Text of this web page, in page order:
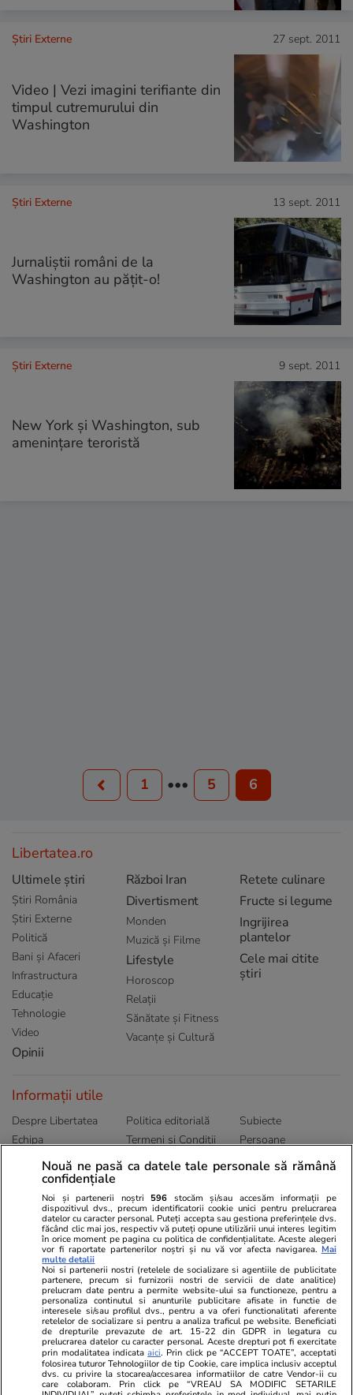
Știri Externe 27 sept. 2011
Video | Vezi imagini terifiante din
timpul cutremurului din
Washington
Știri Externe 13 sept. 2011
Jurnaliştii români de la
Washington au păţit-o!
Știri Externe 9 sept. 2011
New York şi Washington, sub
ameninţare teroristă
1 ••• 5 6
Libertatea.ro
Ultimele știri
Știri România
Știri Externe
Politică
Bani și Afaceri
Infrastructura
Educație
Tehnologie
Video
Opinii
Război Iran
Divertisment
Monden
Muzică și Filme
Lifestyle
Horoscop
Relații
Sănătate și Fitness
Vacanțe și Cultură
Retete culinare
Fructe si legume
Ingrijirea
plantelor
Cele mai citite
știri
Informații utile
Despre Libertatea
Echipa
Publicitate
Politica de
Politica editorială
Termeni și Conditii
Abonamente
Subiecte
Persoane
Sitemap
Ringier România
Libertatea pentru
Unica.ro
Program TV
Avantaje
ELLE
Gazeta Sporturilor
Stiri mondene
Calculator sarcina
Ajută Copiii
Locuri de muncă
Imobiliare.ro
Jobradar24
Imoradar24
Colecții Libertatea
Pariază responsabil! Decizia ONJN nr. 821/25.09.2025.
Jocurile de noroc sunt interzise minorilor.
Nouă ne pasă ca datele tale personale să rămână
confidențiale
Noi și partenerii noștri 596 stocăm și/sau accesăm informații pe
dispozitivul dvs., precum identificatorii cookie unici pentru prelucrarea
datelor cu caracter personal. Puteți accepta sau gestiona preferințele dvs.
făcând clic mai jos, respectiv vă puteți opune utilizării unui interes legitim
în orice moment pe pagina cu politica de confidențialitate. Aceste alegeri
vor fi raportate partenerilor noștri și nu vă vor afecta navigarea. Mai
multe detalii
Noi si partenerii nostri (retelele de socializare si agentiile de publicitate
partenere, precum si furnizorii nostri de servicii de date analitice)
prelucram date pentru a permite website-ului sa functioneze, pentru a
personaliza continutul si anunturile publicitare afisate in functie de
interesele si/sau profilul dvs., pentru a va oferi functionalitati aferente
retelelor de socializare si pentru a analiza traficul pe website. Beneficiati
de drepturile prevazute de art. 15-22 din GDPR in legatura cu
prelucrarea datelor cu caracter personal. Aceste drepturi pot fi exercitate
prin modalitatea indicataaici. Prin click pe “ACCEPT TOATE”, acceptati
folosirea tuturor Tehnologiilor de tip Cookie, care implica inclusiv acceptul
dvs. cu privire la stocarea/accesarea informatiilor de catre Vendor-ii cu
care colaboram. Prin click pe “VREAU SA MODIFIC SETARILE